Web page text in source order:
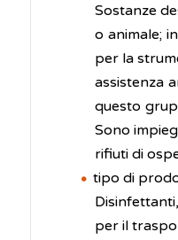
Sostanze
o animale;
per la
assistenza
questo
Sono
rifiuti di
tipo di
per il